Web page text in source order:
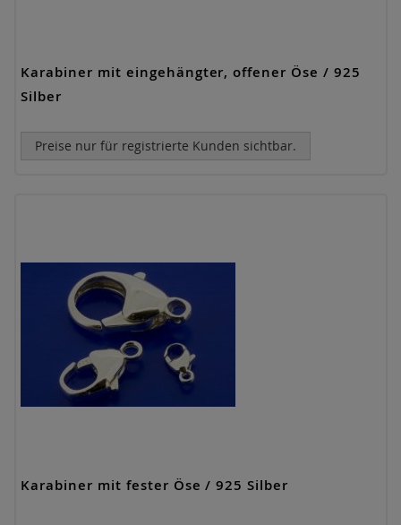
Karabiner mit eingehängter, offener Öse / 925
Silber
Preise nur für registrierte Kunden sichtbar.
Karabiner mit fester Öse / 925 Silber